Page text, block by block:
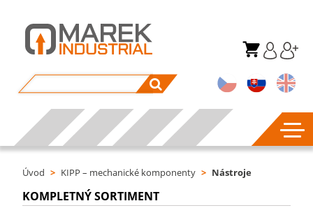
Úvod > KIPP – mechanické komponenty > Nástroje
KOMPLETNÝ SORTIMENT